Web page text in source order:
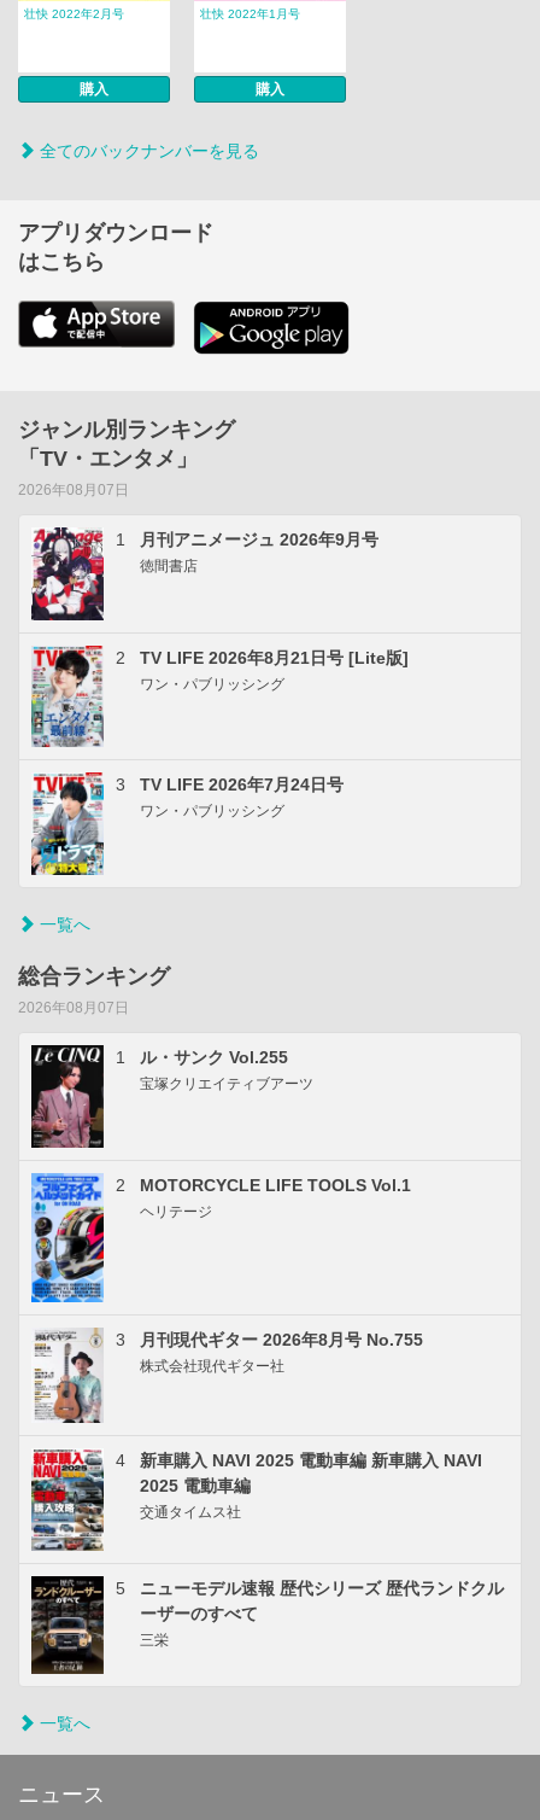
壮快 2022年2月号
購入
壮快 2022年1月号
購入
全てのバックナンバーを見る
アプリダウンロード
はこちら
ジャンル別ランキング
「TV・エンタメ」
2026年08月07日
1 月刊アニメージュ 2026年9月号
徳間書店
2 TV LIFE 2026年8月21日号 [Lite版]
ワン・パブリッシング
3 TV LIFE 2026年7月24日号
ワン・パブリッシング
一覧へ
総合ランキング
2026年08月07日
1 ル・サンク Vol.255
宝塚クリエイティブアーツ
2 MOTORCYCLE LIFE TOOLS Vol.1
ヘリテージ
3 月刊現代ギター 2026年8月号 No.755
株式会社現代ギター社
4
新車購入 NAVI 2025 電動車編 新車購入 NAVI
2025 電動車編
交通タイムス社
5
ニューモデル速報 歴代シリーズ 歴代ランドクル
ーザーのすべて
三栄
一覧へ
ニュース